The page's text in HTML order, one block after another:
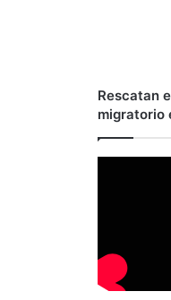
Rescatan
migratorio